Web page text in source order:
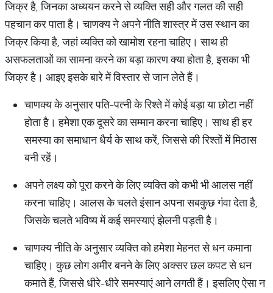
जिक्र है, जिनका अध्ययन करने से व्यक्ति सही और गलत की सही
पहचान कर पाता है। चाणक्य ने अपने नीति शास्त्र में उस स्थान का
जिक्र किया है, जहां व्यक्ति को खामोश रहना चाहिए। साथ ही
असफलताओं का सामना करने का बड़ा कारण क्या होता है, इसका भी
जिक्र है। आइए इसके बारे में विस्तार से जान लेते हैं।
चाणक्य के अनुसार पति-पत्नी के रिश्ते में कोई बड़ा या छोटा नहीं
होता है। हमेशा एक दूसरे का सम्मान करना चाहिए। साथ ही हर
समस्या का समाधान धैर्य के साथ करें, जिससे की रिश्तों में मिठास
बनी रहें।
अपने लक्ष्य को पूरा करने के लिए व्यक्ति को कभी भी आलस नहीं
करना चाहिए। आलस के चलते इंसान अपना सबकुछ गंवा देता है,
जिसके चलते भविष्य में कई समस्याएं झेलनी पड़ती है।
चाणक्य नीति के अनुसार व्यक्ति को हमेशा मेहनत से धन कमाना
चाहिए। कुछ लोग अमीर बनने के लिए अक्सर छल कपट से धन
कमाते हैं, जिससे धीरे-धीरे समस्याएं आने लगती हैं। इसलिए ऐसा न